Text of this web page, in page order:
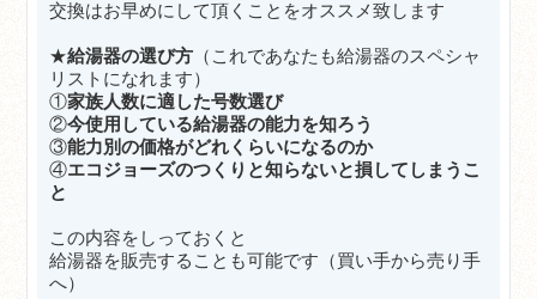
交換はお早めにして頂くことをオススメ致します
★給湯器の選び方 （これであなたも給湯器のスペシャ
リストになれます）
①家族人数に適した号数選び
②今使用している給湯器の能力を知ろう
③能力別の価格がどれくらいになるのか
④エコジョーズのつくりと知らないと損してしまうこ
と
この内容をしっておくと
給湯器を販売することも可能です（買い手から売り手
へ）